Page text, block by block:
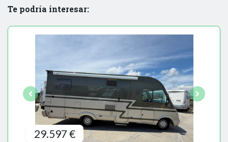
Te podría interesar:
29.597 €